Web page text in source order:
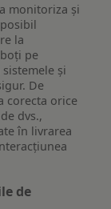
monitoriza și
la
pe
și
De
corecta orice
dvs.,
în livrarea
de